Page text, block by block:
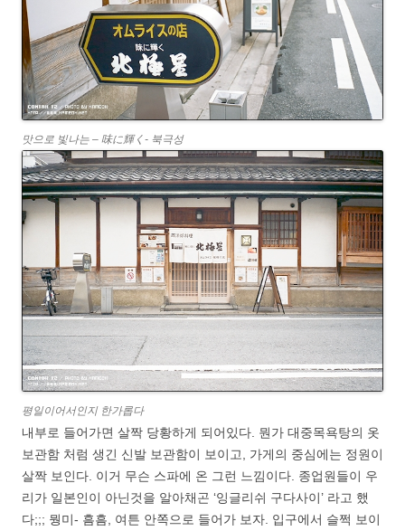
맛으로 빛나는 – 味に輝く- 북극성
평일이어서인지 한가롭다
내부로 들어가면 살짝 당황하게 되어있다. 뭔가 대중목욕탕의 옷
보관함 처럼 생긴 신발 보관함이 보이고, 가게의 중심에는 정원이
살짝 보인다. 이거 무슨 스파에 온 그런 느낌이다. 종업원들이 우
리가 일본인이 아닌것을 알아채곤 ‘잉글리쉬 구다사이’ 라고 했
다;;; 뭥미- 흠흠, 여튼 안쪽으로 들어가 보자. 입구에서 슬쩍 보이